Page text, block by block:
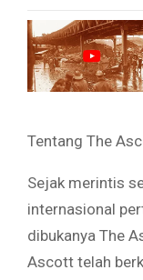
Tentang The
Sejak merintis
internasional
dibukanya The
Ascott telah